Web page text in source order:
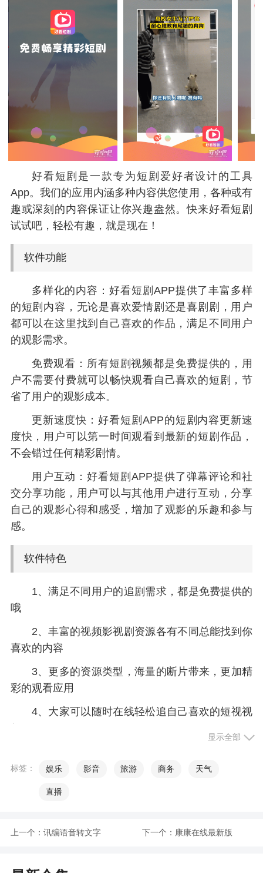
好看短剧是一款专为短剧爱好者设计的工具
App。我们的应用内涵多种内容供您使用，各种或有
趣或深刻的内容保证让你兴趣盎然。快来好看短剧
试试吧，轻松有趣，就是现在！
软件功能
多样化的内容：好看短剧APP提供了丰富多样
的短剧内容，无论是喜欢爱情剧还是喜剧剧，用户
都可以在这里找到自己喜欢的作品，满足不同用户
的观影需求。
免费观看：所有短剧视频都是免费提供的，用
户不需要付费就可以畅快观看自己喜欢的短剧，节
省了用户的观影成本。
更新速度快：好看短剧APP的短剧内容更新速
度快，用户可以第一时间观看到最新的短剧作品，
不会错过任何精彩剧情。
用户互动：好看短剧APP提供了弹幕评论和社
交分享功能，用户可以与其他用户进行互动，分享
自己的观影心得和感受，增加了观影的乐趣和参与
感。
软件特色
1、满足不同用户的追剧需求，都是免费提供的
哦
2、丰富的视频影视剧资源各有不同总能找到你
喜欢的内容
3、更多的资源类型，海量的断片带来，更加精
彩的观看应用
4、大家可以随时在线轻松追自己喜欢的短视视
户进行互动
1、可以刷短剧看视频，获得的奖励可以直接去
也可以赚点零花钱
显示全部
标签： 娱乐 影音 旅游 商务 天气
直播
上一个： 讯编语音转文字 下一个： 康康在线最新版